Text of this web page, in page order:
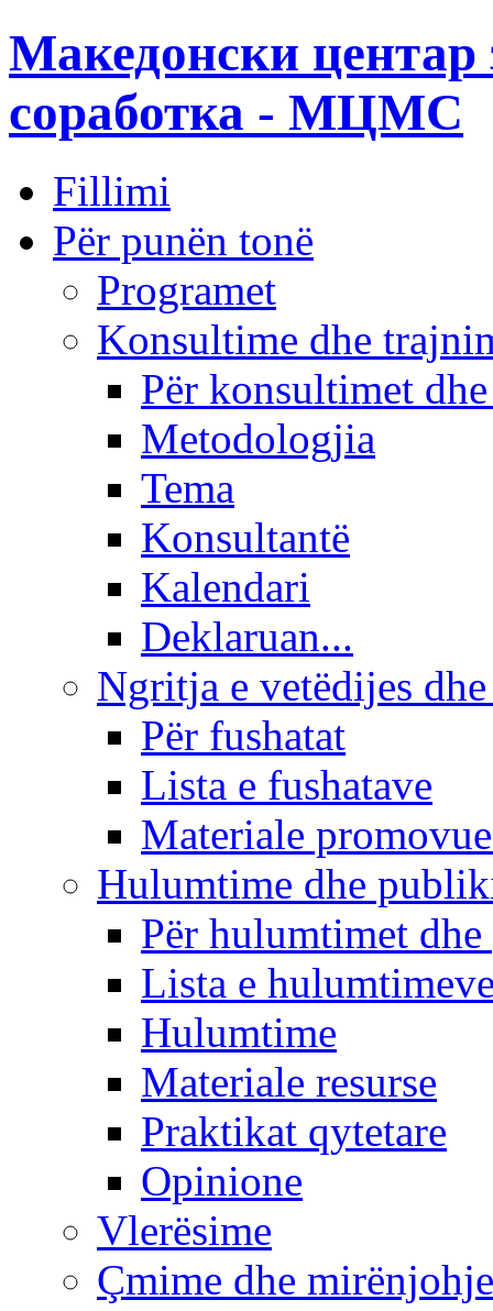
Македонски центар
соработка - МЦМС
Fillimi
Për punën tonë
Programet
Konsultime dhe
Për konsultimet
Metodologjia
Tema
Konsultantë
Kalendari
Deklaruan...
Ngritja e vetëdijes
Për fushatat
Lista e fushatave
Materiale
Hulumtime dhe
Për hulumtimet
Lista e
Hulumtime
Materiale resurse
Praktikat qytetare
Opinione
Vlerësime
Çmime dhe mirënjohje